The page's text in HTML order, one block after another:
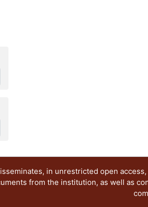
in unrestricted open
from the institution, as well as